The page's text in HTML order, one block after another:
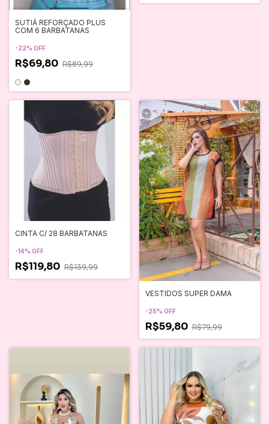
SUTIÃ REFORÇADO PLUS
COM 6 BARBATANAS
-22% OFF
R$69,80 R$89,99
CINTA C/ 28 BARBATANAS
-14% OFF
R$119,80 R$139,99
VESTIDOS SUPER DAMA
-25% OFF
R$59,80 R$79,99